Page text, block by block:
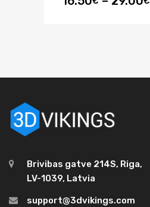
Brivibas gatve 214S, Riga,
LV-1039, Latvia
support@3dvikings.com